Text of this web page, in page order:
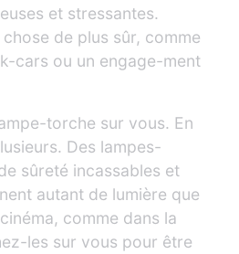
et stressantes.
de plus sûr, comme
cars ou un engage-ment
torche sur vous. En
Des lampes-
sûreté incassables et
autant de lumière que
comme dans la
les sur vous pour être